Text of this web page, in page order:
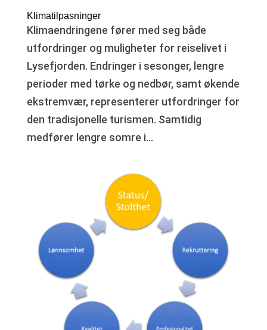
Klimatilpasninger
Klimaendringene fører med seg både
utfordringer og muligheter for reiselivet i
Lysefjorden. Endringer i sesonger, lengre
perioder med tørke og nedbør, samt økende
ekstremvær, representerer utfordringer for
den tradisjonelle turismen. Samtidig
medfører lengre somre i...